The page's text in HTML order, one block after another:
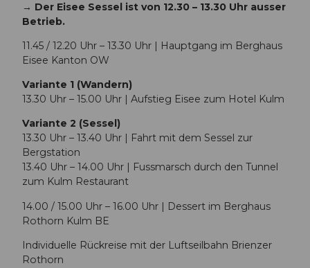
→ Der Eisee Sessel ist von 12.30 – 13.30 Uhr ausser
Betrieb.
11.45 / 12.20 Uhr – 13.30 Uhr | Hauptgang im Berghaus
Eisee Kanton OW
Variante 1 (Wandern)
13.30 Uhr – 15.00 Uhr | Aufstieg Eisee zum Hotel Kulm
Variante 2 (Sessel)
13.30 Uhr – 13.40 Uhr | Fahrt mit dem Sessel zur
Bergstation
13.40 Uhr – 14.00 Uhr | Fussmarsch durch den Tunnel
zum Kulm Restaurant
14.00 / 15.00 Uhr – 16.00 Uhr | Dessert im Berghaus
Rothorn Kulm BE
Individuelle Rückreise mit der Luftseilbahn Brienzer
Rothorn